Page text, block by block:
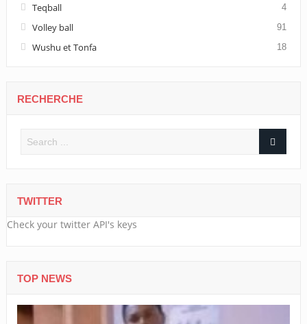
Teqball 4
Volley ball 91
Wushu et Tonfa 18
RECHERCHE
TWITTER
Check your twitter API's keys
TOP NEWS